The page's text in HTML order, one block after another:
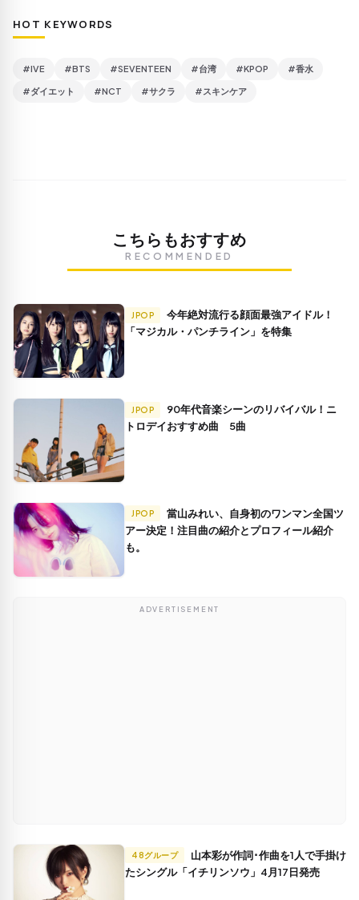
HOT KEYWORDS
#IVE #BTS #SEVENTEEN #台湾 #KPOP #香水
#ダイエット #NCT #サクラ #スキンケア
こちらもおすすめ
RECOMMENDED
JPOP
「マジカル・パンチライン」を特集
JPOP
トロデイおすすめ曲 5曲
JPOP
アー決定！注目曲の紹介とプロフィール紹介
も。
ADVERTISEMENT
48グループ
たシングル「イチリンソウ」4月17日発売